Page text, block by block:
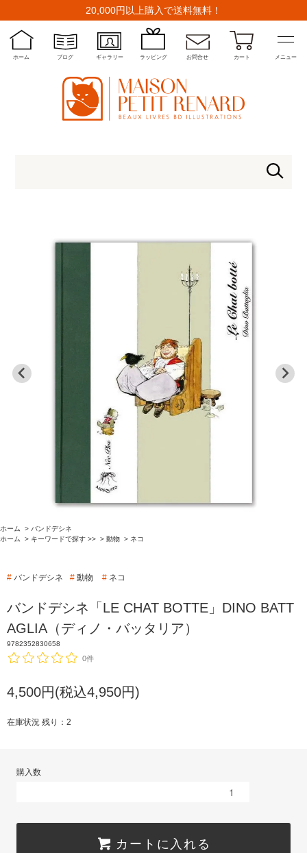
20,000円以上購入で送料無料！
ホーム ブログ ギャラリー ラッピング お問合せ カート メニュー
ホーム > バンドデシネ
ホーム
> キーワードで探す >> > 動物 > ネコ
# バンドデシネ # 動物 # ネコ
バンドデシネ「LE CHAT BOTTE」DINO BATT
AGLIA（ディノ・バッタリア）
9782352830658
0件
4,500円(税込4,950円)
在庫状況 残り：2
購入数
カートに入れる